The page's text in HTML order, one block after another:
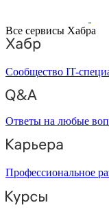
Все сервисы Хабра
Сообщество IT-
Ответы на любые
Профессиональное